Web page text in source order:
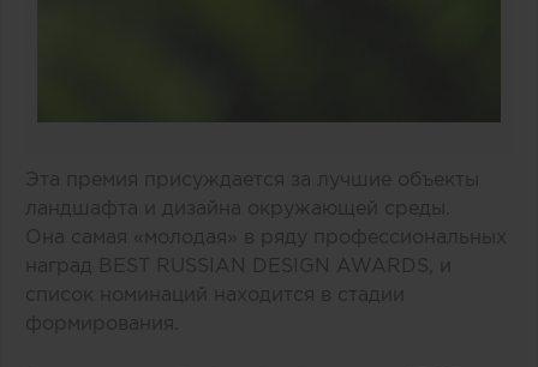
Эта премия присуждается за лучшие объекты
ландшафта и дизайна окружающей среды.
Она самая «молодая» в ряду профессиональных
наград BEST RUSSIAN DESIGN AWARDS, и
список номинаций находится в стадии
формирования.